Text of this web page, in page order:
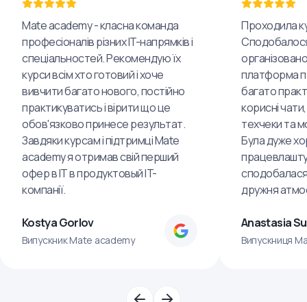
Mate academy - класна команда
професіоналів різних IT-напрямків і
спеціальностей. Рекомендую їх
курси всім хто готовий і хоче
вивчити багато нового, постійно
практикуватись і вірити що це
обов'язково принесе результат.
Завдяки курсам і підтримці Mate
academy я отримав свій перший
офер в IT в продуктовый IT-
компанії.
Kostya Gorlov
Випускник Mate academy
Проходила
платформа
багато
корисні
техчеки та
Була дуже
дружня
Anastasia
Випускниця